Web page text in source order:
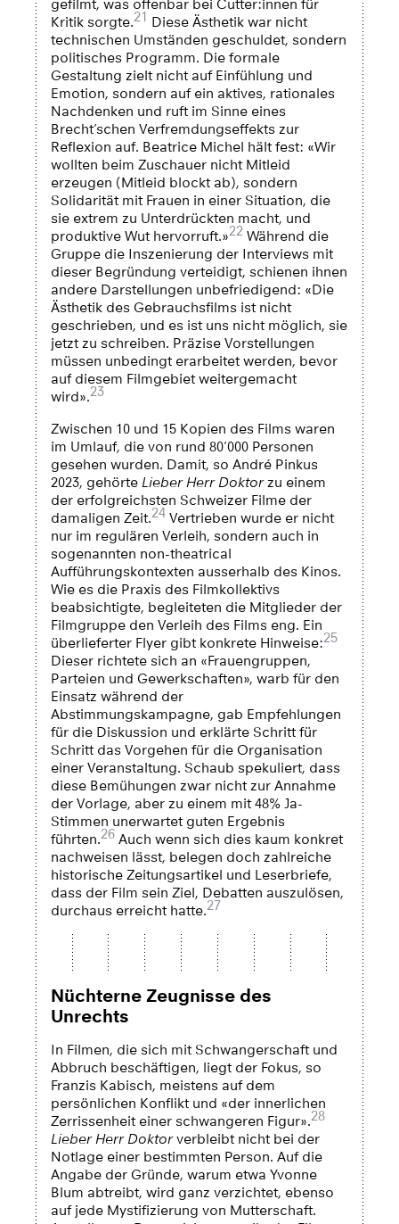
gefilmt, was offenbar bei Cutter:innen für
Kritik sorgte.21 Diese Ästhetik war nicht
technischen Umständen geschuldet, sondern
politisches Programm. Die formale
Gestaltung zielt nicht auf Einfühlung und
Emotion, sondern auf ein aktives, rationales
Nachdenken und ruft im Sinne eines
Brecht’schen Verfremdungseffekts zur
Reflexion auf. Beatrice Michel hält fest: «Wir
wollten beim Zuschauer nicht Mitleid
erzeugen (Mitleid blockt ab), sondern
Solidarität mit Frauen in einer Situation, die
sie extrem zu Unterdrückten macht, und
produktive Wut hervorruft.»22Während die
Gruppe die Inszenierung der Interviews mit
dieser Begründung verteidigt, schienen ihnen
andere Darstellungen unbefriedigend: «Die
Ästhetik des Gebrauchsfilms ist nicht
geschrieben, und es ist uns nicht möglich, sie
jetzt zu schreiben. Präzise Vorstellungen
müssen unbedingt erarbeitet werden, bevor
auf diesem Filmgebiet weitergemacht
wird».23
Zwischen 10 und 15 Kopien des Films waren
im Umlauf, die von rund 80’000 Personen
gesehen wurden. Damit, so André Pinkus
2023, gehörte Lieber Herr Doktorzu einem
der erfolgreichsten Schweizer Filme der
damaligen Zeit.24Vertrieben wurde er nicht
nur im regulären Verleih, sondern auch in
sogenannten non-theatrical
Aufführungskontexten ausserhalb des Kinos.
Wie es die Praxis des Filmkollektivs
beabsichtigte, begleiteten die Mitglieder der
Filmgruppe den Verleih des Films eng. Ein
überlieferter Flyer gibt konkrete Hinweise:25
Dieser richtete sich an «Frauengruppen,
Parteien und Gewerkschaften», warb für den
Einsatz während der
Abstimmungskampagne, gab Empfehlungen
für die Diskussion und erklärte Schritt für
Schritt das Vorgehen für die Organisation
einer Veranstaltung. Schaub spekuliert, dass
diese Bemühungen zwar nicht zur Annahme
der Vorlage, aber zu einem mit 48% Ja-
Stimmen unerwartet guten Ergebnis
führten.26Auch wenn sich dies kaum konkret
nachweisen lässt, belegen doch zahlreiche
historische Zeitungsartikel und Leserbriefe,
dass der Film sein Ziel, Debatten auszulösen,
durchaus erreicht hatte.27
Nüchterne Zeugnisse des
Unrechts
In Filmen, die sich mit Schwangerschaft und
Abbruch beschäftigen, liegt der Fokus, so
Franzis Kabisch, meistens auf dem
persönlichen Konflikt und «der innerlichen
Zerrissenheit einer schwangeren Figur».28
Lieber Herr Doktorverbleibt nicht bei der
Notlage einer bestimmten Person. Auf die
Angabe der Gründe, warum etwa Yvonne
Blum abtreibt, wird ganz verzichtet, ebenso
auf jede Mystifizierung von Mutterschaft.